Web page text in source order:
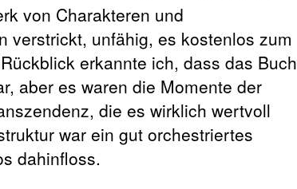
von Charakteren und
verstrickt, unfähig, es kostenlos zum
erkannte ich, dass das Buch
aber es waren die Momente der
die es wirklich wertvoll
war ein gut orchestriertes
dahinfloss.